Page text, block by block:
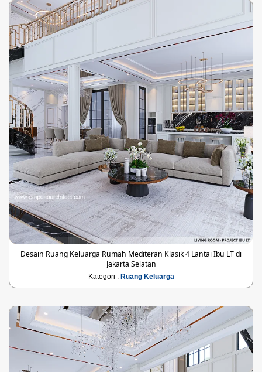
Desain Ruang Keluarga Rumah Mediteran Klasik 4 Lantai Ibu LT di
Jakarta Selatan
Kategori : Ruang Keluarga